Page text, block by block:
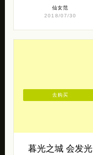
仙女范
2018/07/30
暮光之城 会发光
去购买